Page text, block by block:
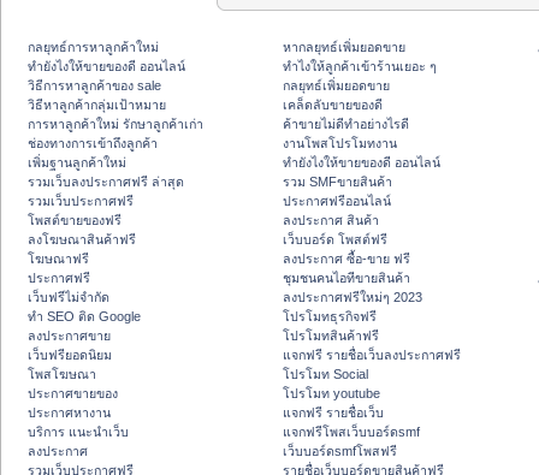
กลยุทธ์การหาลูกค้าใหม่
ทํายังไงให้ขายของดี ออนไลน์
วิธีการหาลูกค้าของ sale
วิธีหาลูกค้ากลุ่มเป้าหมาย
การหาลูกค้าใหม่ รักษาลูกค้าเก่า
ช่องทางการเข้าถึงลูกค้า
เพิ่มฐานลูกค้าใหม่
รวมเว็บลงประกาศฟรี ล่าสุด
รวมเว็บประกาศฟรี
โพสต์ขายของฟรี
ลงโฆษณาสินค้าฟรี
โฆษณาฟรี
ประกาศฟรี
เว็บฟรีไม่จำกัด
ทำ SEO ติด Google
ลงประกาศขาย
เว็บฟรียอดนิยม
โพสโฆษณา
ประกาศขายของ
ประกาศหางาน
บริการ แนะนำเว็บ
ลงประกาศ
รวมเว็บประกาศฟรี
หากลยุทธ์เพิ่มยอดขาย
ทําไงให้ลูกค้าเข้าร้านเยอะ ๆ
กลยุทธ์เพิ่มยอดขาย
เคล็ดลับขายของดี
ค้าขายไม่ดีทำอย่างไรดี
งานโพสโปรโมทงาน
ทํายังไงให้ขายของดี ออนไลน์
รวม SMFขายสินค้า
ประกาศฟรีออนไลน์
ลงประกาศ สินค้า
เว็บบอร์ด โพสต์ฟรี
ลงประกาศ ซื้อ-ขาย ฟรี
ชุมชนคนไอทีขายสินค้า
ลงประกาศฟรีใหม่ๆ 2023
โปรโมทธุรกิจฟรี
โปรโมทสินค้าฟรี
แจกฟรี รายชื่อเว็บลงประกาศฟรี
โปรโมท Social
โปรโมท youtube
แจกฟรี รายชื่อเว็บ
แจกฟรีโพสเว็บบอร์ดsmf
เว็บบอร์ดsmfโพสฟรี
รายชื่อเว็บบอร์ดขายสินค้าฟรี